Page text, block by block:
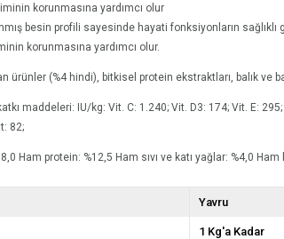
korunmasına yardımcı olur
besin profili sayesinde hayati fonksiyonların sağlıklı
korunmasına yardımcı olur.
ürünler (%4 hindi), bitkisel protein ekstraktları, balık ve
maddeleri: IU/kg: Vit. C: 1.240; Vit. D3: 174; Vit. E:
82;
Ham protein: %12,5 ​​Ham sıvı ve katı yağlar: %4,0 Ham
Yavru
1 Kg'a Kadar